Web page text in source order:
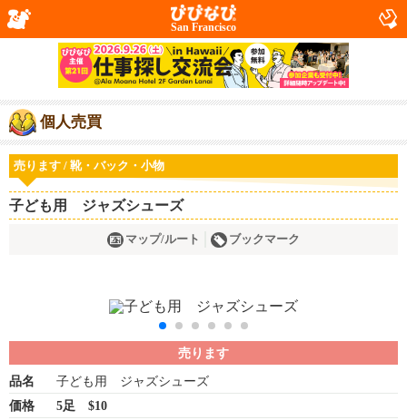
San Francisco
個人売買
売ります / 靴・バック・小物
子ども用 ジャズシューズ
マップ/ルート ブックマーク
売ります
品名
子ども用 ジャズシューズ
価格
5足 $10